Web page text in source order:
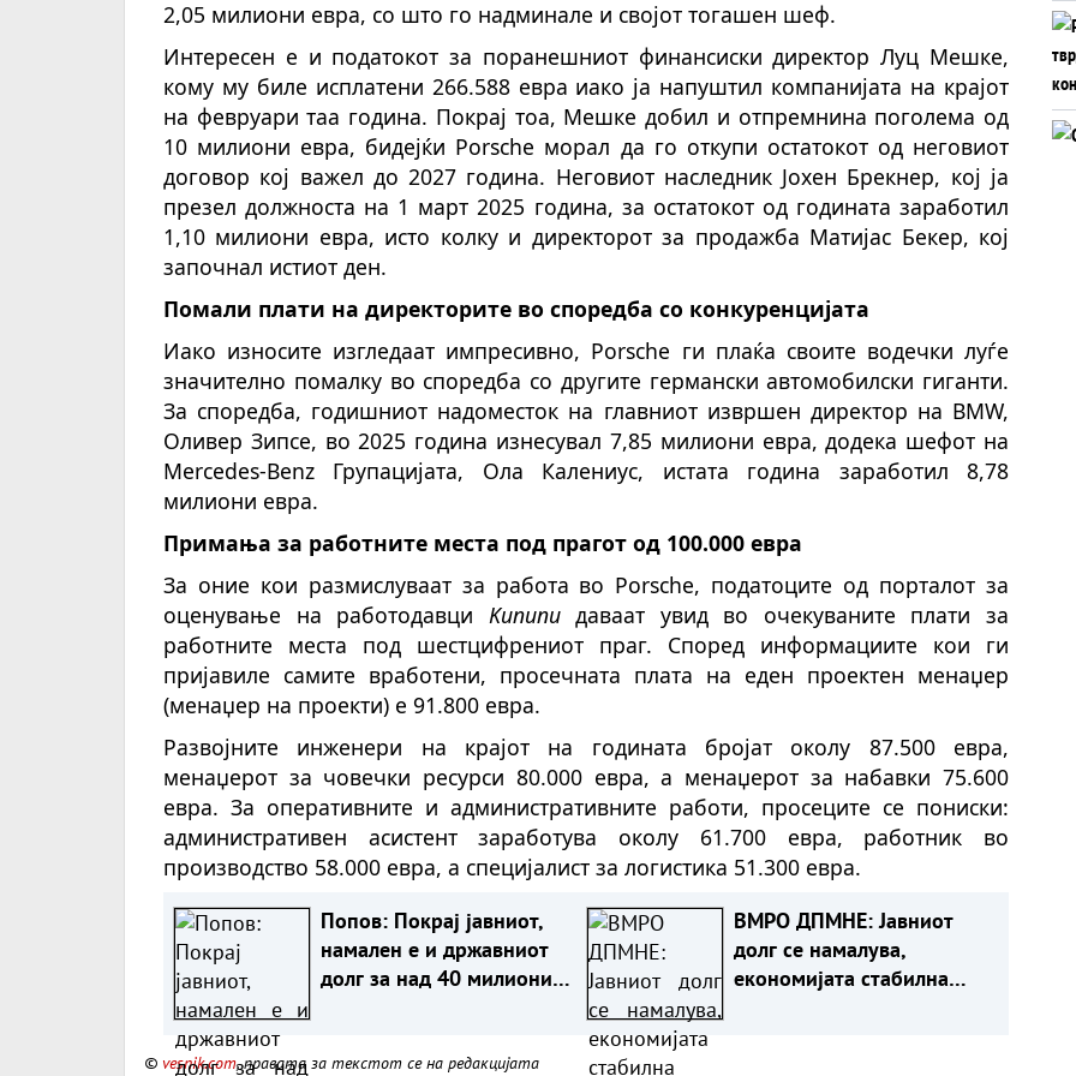
2,05 милиони евра, со што го надминале и својот тогашен шеф.
Интересен е и податокот за поранешниот финансиски директор Луц Мешке,
кому му биле исплатени 266.588 евра иако ја напуштил компанијата на крајот
на февруари таа година. Покрај тоа, Мешке добил и отпремнина поголема од
10 милиони евра, бидејќи Porsche морал да го откупи остатокот од неговиот
договор кој важел до 2027 година. Неговиот наследник Јохен Брекнер, кој ја
презел должноста на 1 март 2025 година, за остатокот од годината заработил
1,10 милиони евра, исто колку и директорот за продажба Матијас Бекер, кој
започнал истиот ден.
Помали плати на директорите во споредба со конкуренцијата
Иако износите изгледаат импресивно, Porsche ги плаќа своите водечки луѓе
значително помалку во споредба со другите германски автомобилски гиганти.
За споредба, годишниот надоместок на главниот извршен директор на BMW,
Оливер Зипсе, во 2025 година изнесувал 7,85 милиони евра, додека шефот на
Mercedes-Benz Групацијата, Ола Калениус, истата година заработил 8,78
милиони евра.
Примања за работните места под прагот од 100.000 евра
За оние кои размислуваат за работа во Porsche, податоците од порталот за
оценување на работодавци Kununuдаваат увид во очекуваните плати за
работните места под шестцифрениот праг. Според информациите кои ги
пријавиле самите вработени, просечната плата на еден проектен менаџер
(менаџер на проекти) е 91.800 евра.
Развојните инженери на крајот на годината бројат околу 87.500 евра,
менаџерот за човечки ресурси 80.000 евра, а менаџерот за набавки 75.600
евра. За оперативните и административните работи, просеците се пониски:
административен асистент заработува околу 61.700 евра, работник во
производство 58.000 евра, а специјалист за логистика 51.300 евра.
Попов: Покрај јавниот,
намален е и државниот
долг за над 40 милиони
ВМРО ДПМНЕ: Јавниот
долг се намалува,
економијата стабилна
© vesnik.com, правата за текстот се на редакцијата